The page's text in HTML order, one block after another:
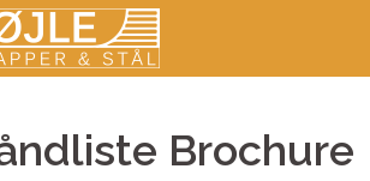
Brochure